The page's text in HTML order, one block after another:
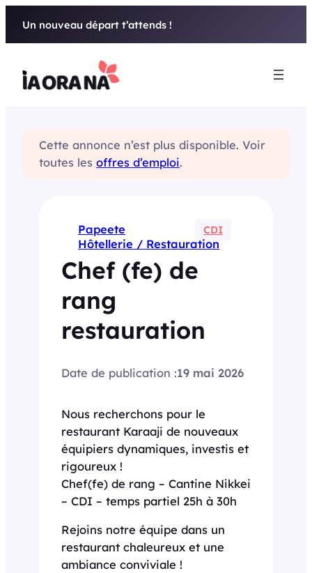
Un nouveau départ t’attends !
Cette annonce n’est plus disponible. Voir
toutes les offres d’emploi.
Papeete CDI
Hôtellerie / Restauration
Chef (fe) de
rang
restauration
Date de publication :19 mai 2026
Nous recherchons pour le
restaurant Karaaji de nouveaux
équipiers dynamiques, investis et
rigoureux !
Chef(fe) de rang – Cantine Nikkei
– CDI – temps partiel 25h à 30h
Rejoins notre équipe dans un
restaurant chaleureux et une
ambiance conviviale !